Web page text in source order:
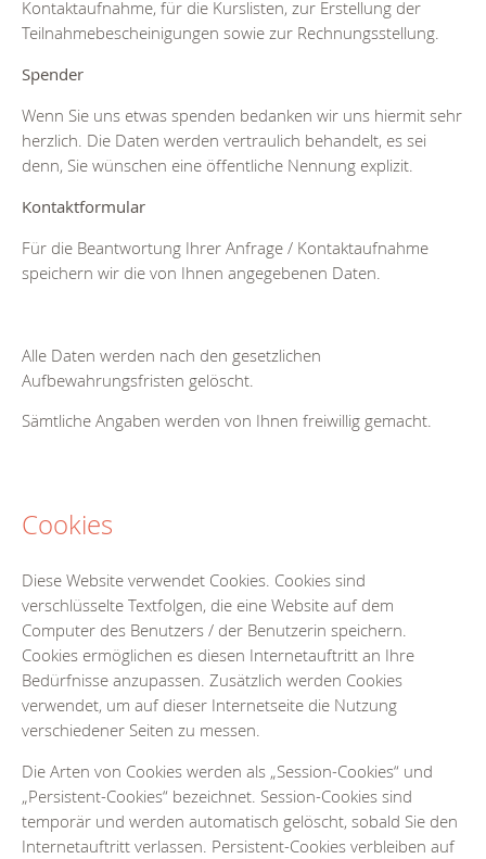
Kontaktaufnahme, für die Kurslisten, zur Erstellung der
Teilnahmebescheinigungen sowie zur Rechnungsstellung.
Spender
Wenn Sie uns etwas spenden bedanken wir uns hiermit sehr
herzlich. Die Daten werden vertraulich behandelt, es sei
denn, Sie wünschen eine öffentliche Nennung explizit.
Kontaktformular
Für die Beantwortung Ihrer Anfrage / Kontaktaufnahme
speichern wir die von Ihnen angegebenen Daten.
Alle Daten werden nach den gesetzlichen
Aufbewahrungsfristen gelöscht.
Sämtliche Angaben werden von Ihnen freiwillig gemacht.
Cookies
Diese Website verwendet Cookies. Cookies sind
verschlüsselte Textfolgen, die eine Website auf dem
Computer des Benutzers / der Benutzerin speichern.
Cookies ermöglichen es diesen Internetauftritt an Ihre
Bedürfnisse anzupassen. Zusätzlich werden Cookies
verwendet, um auf dieser Internetseite die Nutzung
verschiedener Seiten zu messen.
Die Arten von Cookies werden als „Session-Cookies“ und
„Persistent-Cookies“ bezeichnet. Session-Cookies sind
temporär und werden automatisch gelöscht, sobald Sie den
Internetauftritt verlassen. Persistent-Cookies verbleiben auf